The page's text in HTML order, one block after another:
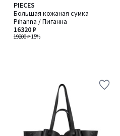
PIECES
Большая кожаная сумка
Pihanna / Пиганна
19200 ₽-15%
16320 ₽